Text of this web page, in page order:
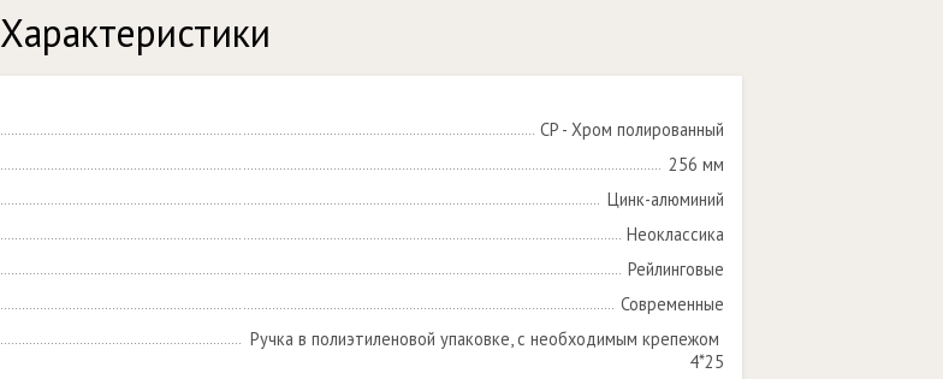
Характеристики
CP - Хром полированный
256 мм
Цинк-алюминий
Неоклассика
Рейлинговые
Современные
Ручка в полиэтиленовой упаковке, с необходимым крепежом
4*25